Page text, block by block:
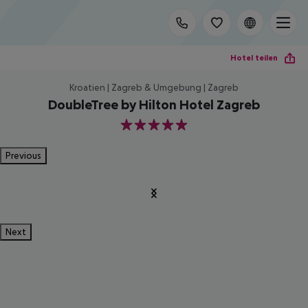
Hotel teilen
Kroatien | Zagreb & Umgebung | Zagreb
DoubleTree by Hilton Hotel Zagreb
5
Previous
Next